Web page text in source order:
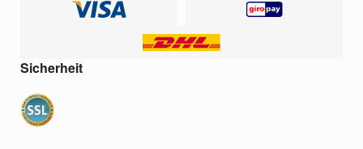
Sicherheit